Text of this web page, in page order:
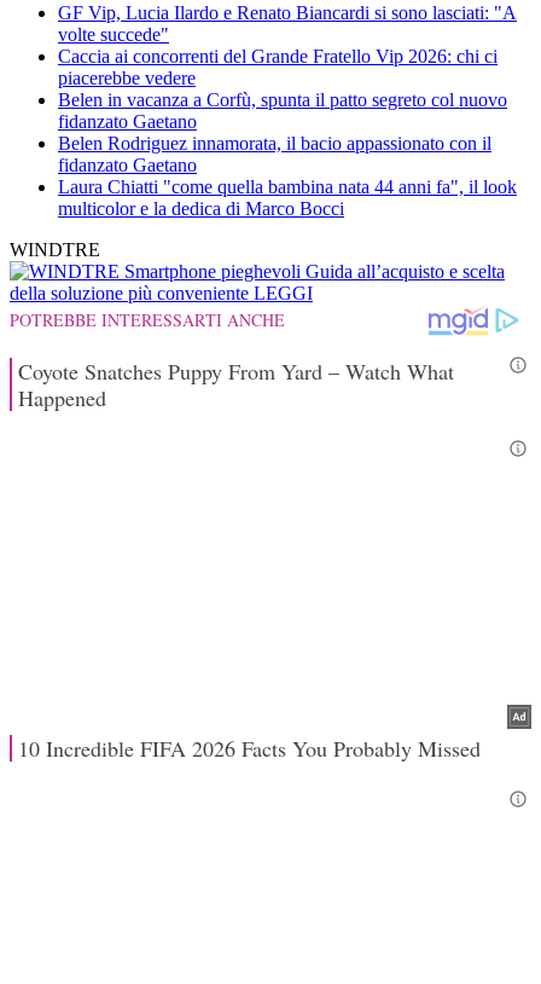
GF Vip, Lucia Ilardo e Renato Biancardi si sono lasciati: "A
volte succede"
Caccia ai concorrenti del Grande Fratello Vip 2026: chi ci
piacerebbe vedere
Belen in vacanza a Corfù, spunta il patto segreto col nuovo
fidanzato Gaetano
Belen Rodriguez innamorata, il bacio appassionato con il
fidanzato Gaetano
Laura Chiatti "come quella bambina nata 44 anni fa", il look
multicolor e la dedica di Marco Bocci
WINDTRE
Smartphone pieghevoli Guida all’acquisto e scelta
della soluzione più conveniente LEGGI